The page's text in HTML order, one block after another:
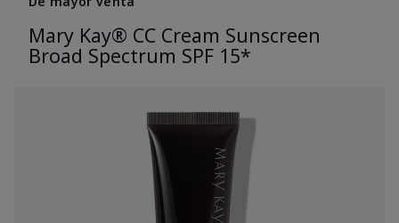
Mary Kay® CC Cream Sunscreen
Broad Spectrum SPF 15*